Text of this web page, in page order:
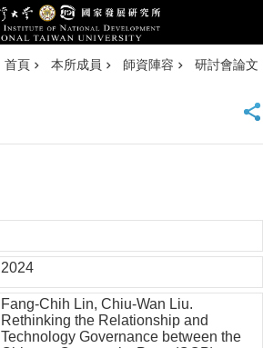
首頁 本所成員 師資陣容 研討會論文
2024
Fang-Chih Lin, Chiu-Wan Liu.
Rethinking the Relationship and
Technology Governance between the